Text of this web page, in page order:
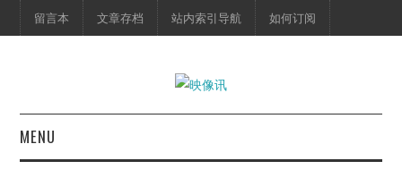
留言本 文章存档 站内索引导航 如何订阅
MENU